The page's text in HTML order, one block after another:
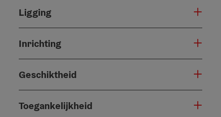
Ligging
Inrichting
Geschiktheid
Toegankelijkheid